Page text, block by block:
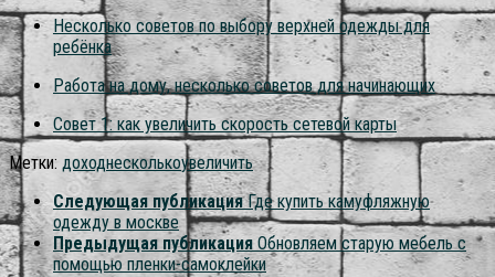
Несколько советов по выбору верхней одежды для
ребёнка
Работа на дому, несколько советов для начинающих
Совет 1: как увеличить скорость сетевой карты
Метки: доходнесколькоувеличить
Следующая публикация Где купить камуфляжную
одежду в москве
Предыдущая публикация Обновляем старую мебель с
помощью пленки-самоклейки